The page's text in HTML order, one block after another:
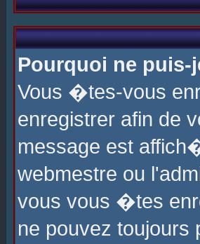
Pourquoi ne puis-
Vous �tes-vous
enregistrer afin de
message est
webmestre ou
vous vous �tes
ne pouvez